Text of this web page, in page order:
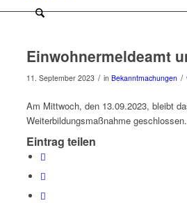
Einwohnermeldeamt
11. September 2023 / in Bekanntmachungen /
Am Mittwoch, den 13.09.2023, bleibt
Weiterbildungsmaßnahme geschlossen.
Eintrag teilen